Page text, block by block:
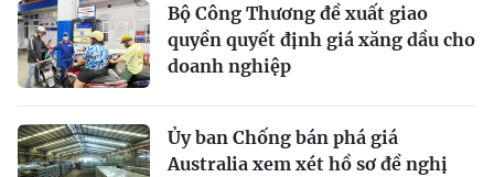
Bộ Công Thương đề xuất giao
quyền quyết định giá xăng dầu cho
doanh nghiệp
Ủy ban Chống bán phá giá
Australia xem xét hồ sơ đề nghị